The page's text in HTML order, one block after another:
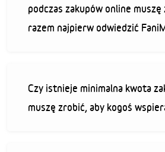
podczas zakupów online muszę
razem najpierw odwiedzić
Czy istnieje minimalna kwota
muszę zrobić, aby kogoś